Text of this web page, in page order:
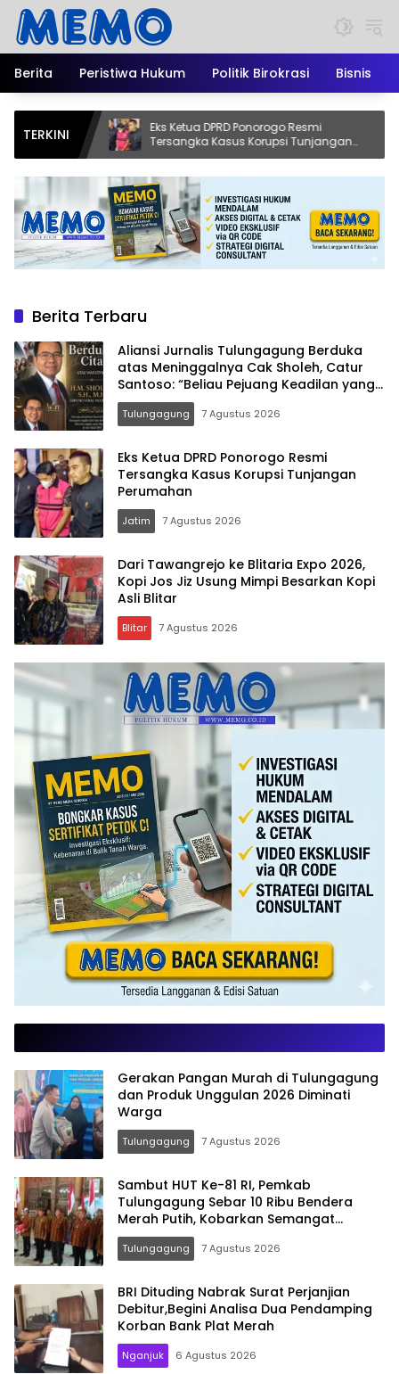
Langsung
konten
Berita
Peristiwa Hukum Politik Birokrasi Bisnis
TERKINI
Eks Ketua DPRD Ponorogo Resmi
Tersangka Kasus Korupsi Tunjangan
Perumahan
Asli
Berita Terbaru
Aliansi Jurnalis Tulungagung Berduka
atas Meninggalnya Cak Sholeh, Catur
Santoso: “Beliau Pejuang Keadilan yang
Vokal”
Tulungagung 7 Agustus 2026
Eks Ketua DPRD Ponorogo Resmi
Tersangka Kasus Korupsi Tunjangan
Perumahan
Jatim 7 Agustus 2026
Dari Tawangrejo ke Blitaria Expo 2026,
Kopi Jos Jiz Usung Mimpi Besarkan Kopi
Asli Blitar
Blitar 7 Agustus 2026
Memo.co.id
| Memberi
Inspirasi
Gerakan Pangan Murah di Tulungagung
dan Produk Unggulan 2026 Diminati
Warga
Tulungagung 7 Agustus 2026
Sambut HUT Ke-81 RI, Pemkab
Tulungagung Sebar 10 Ribu Bendera
Merah Putih, Kobarkan Semangat
Nasionalisme Hingga Pelosok Desa
Tulungagung 7 Agustus 2026
BRI Dituding Nabrak Surat Perjanjian
Debitur,Begini Analisa Dua Pendamping
Korban Bank Plat Merah
Nganjuk 6 Agustus 2026